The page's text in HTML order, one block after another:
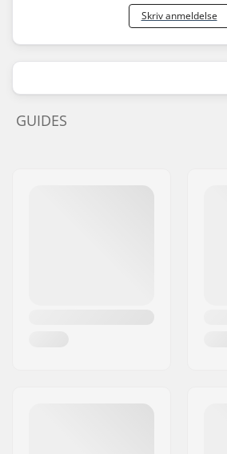
Skriv anmeldelse
GUIDES